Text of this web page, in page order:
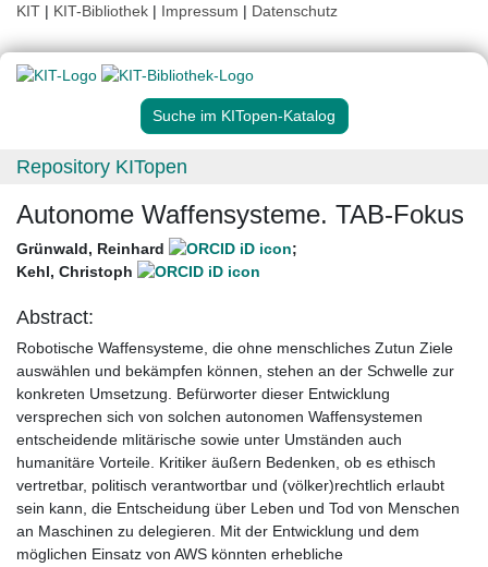
KIT | KIT-Bibliothek | Impressum | Datenschutz
Suche im KITopen-Katalog
Repository KITopen
Autonome Waffensysteme. TAB-Fokus
Grünwald, Reinhard
;
Kehl, Christoph
Abstract:
Robotische Waffensysteme, die ohne menschliches Zutun Ziele
auswählen und bekämpfen können, stehen an der Schwelle zur
konkreten Umsetzung. Befürworter dieser Entwicklung
versprechen sich von solchen autonomen Waffensystemen
entscheidende mlitärische sowie unter Umständen auch
humanitäre Vorteile. Kritiker äußern Bedenken, ob es ethisch
vertretbar, politisch verantwortbar und (völker)rechtlich erlaubt
sein kann, die Entscheidung über Leben und Tod von Menschen
an Maschinen zu delegieren. Mit der Entwicklung und dem
möglichen Einsatz von AWS könnten erhebliche